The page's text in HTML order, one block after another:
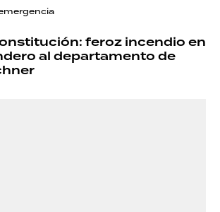
feroz incendio en
al departamento de